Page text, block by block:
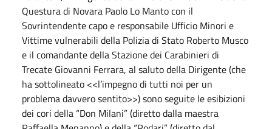
Questura di Novara Paolo Lo Manto con il
Sovrintendente capo e responsabile Ufficio Minori e
Vittime vulnerabili della Polizia di Stato Roberto Musco
e il comandante della Stazione dei Carabinieri di
Trecate Giovanni Ferrara, al saluto della Dirigente (che
ha sottolineato <<l’impegno di tutti noi per un
problema davvero sentito>>) sono seguite le esibizioni
dei cori della “Don Milani” (diretto dalla maestra